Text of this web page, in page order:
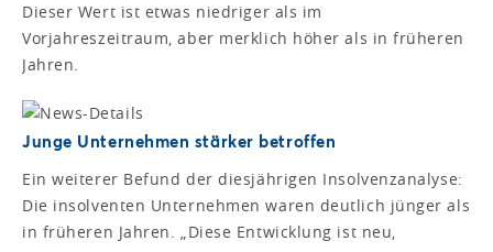
Dieser Wert ist etwas niedriger als im
Vorjahreszeitraum, aber merklich höher als in früheren
Jahren.
Junge Unternehmen stärker betroffen
Ein weiterer Befund der diesjährigen Insolvenzanalyse:
Die insolventen Unternehmen waren deutlich jünger als
in früheren Jahren. „Diese Entwicklung ist neu,